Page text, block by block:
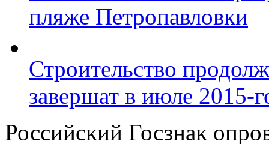
пляже Петропавловки
Строительство
завершат в июле 2015-
Российский Госзнак